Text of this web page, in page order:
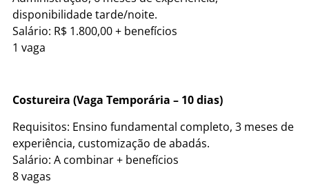
disponibilidade tarde/noite.
Salário: R$ 1.800,00 + benefícios
1 vaga
Costureira (Vaga Temporária – 10 dias)
Requisitos: Ensino fundamental completo, 3 meses de
experiência, customização de abadás.
Salário: A combinar + benefícios
8 vagas